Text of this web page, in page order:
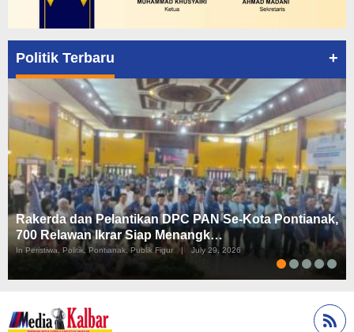
Politik Terbaru +
Rakerda dan Pelantikan DPC PAN Se-Kota Pontianak,
700 Relawan Ikrar Siap Menangk…
In Peristiwa, Politik, Pontianak, Publik Figur | July 29, 2026